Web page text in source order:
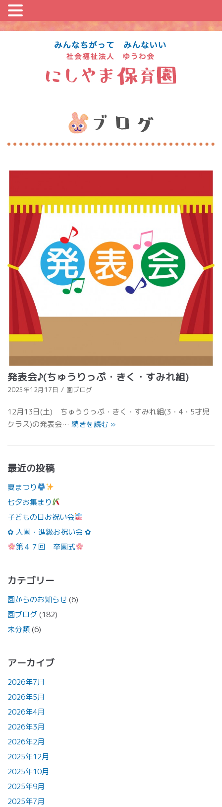
コ
プ
発表会♪(ちゅうりっぷ・きく・すみれ組)
2025年12月17日 園ブログ
12月13日(土) ちゅうりっぷ・きく・すみれ組(3・4・5才児
クラス)の発表会… 続きを読む »
最近の投稿
夏まつり
七夕お集まり
子どもの日お祝い会
✿ 入園・進級お祝い会 ✿
第４７回 卒園式
カテゴリー
園からのお知らせ(6)
園ブログ(182)
未分類(6)
アーカイブ
2026年7月
2026年5月
2026年4月
2026年3月
2026年2月
2025年12月
2025年10月
2025年9月
2025年7月